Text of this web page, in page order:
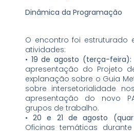
Dinâmica da Programação
O encontro foi estruturado
atividades:
• 19 de agosto (terça-feira):
apresentação do Projeto
explanação sobre o Guia
sobre intersetorialidade
apresentação do novo
grupos de trabalho.
•20 e 21 de agosto
Oficinas temáticas